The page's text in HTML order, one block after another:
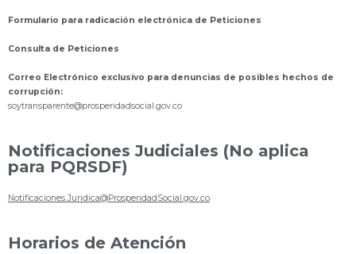
Formulario para radicación electrónica de Peticiones
Consulta de Peticiones
Correo Electrónico exclusivo para denuncias de posibles hechos de
corrupción:
soytransparente@prosperidadsocial.gov.co
Notificaciones Judiciales (No aplica
para PQRSDF)
Notificaciones.Juridica@ProsperidadSocial.gov.co
Horarios de Atención